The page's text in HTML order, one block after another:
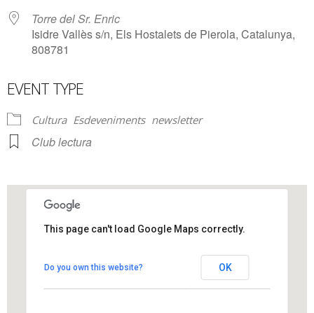
Torre del Sr. Enric
Isidre Vallès s/n, Els Hostalets de Pierola, Catalunya,
808781
EVENT TYPE
Cultura Esdeveniments newsletter
Club lectura
Isidre Vallès s/n - Els Hostalets de Pierola
View Events
This page can't load Google Maps correctly.
Do you own this website? OK